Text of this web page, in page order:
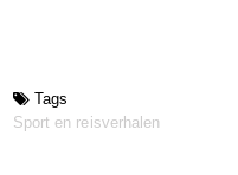
Tags
Sport en reisverhalen